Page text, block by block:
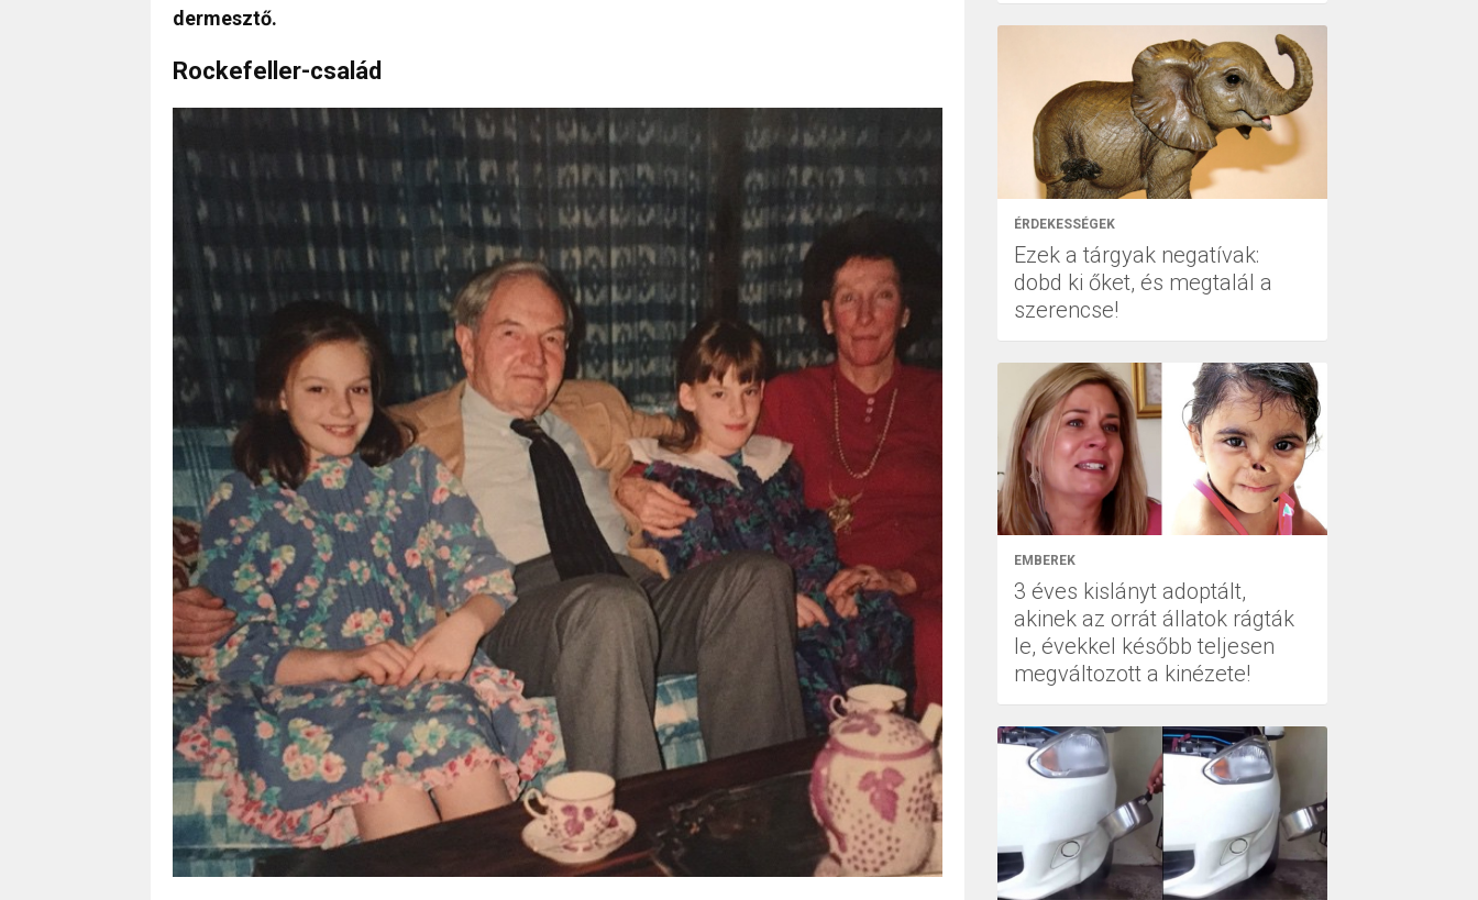
dermesztő.
Rockefeller-család
ÉRDEKESSÉGEK
Ezek a tárgyak negatívak:
dobd ki őket, és megtalál a
szerencse!
EMBEREK
3 éves kislányt adoptált,
akinek az orrát állatok rágták
le, évekkel később teljesen
megváltozott a kinézete!